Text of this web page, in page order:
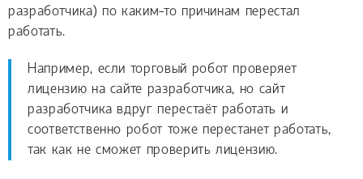
разработчика) по каким-то причинам перестал
работать.
Например, если торговый робот проверяет
лицензию на сайте разработчика, но сайт
разработчика вдруг перестаёт работать и
соответственно робот тоже перестанет работать,
так как не сможет проверить лицензию.